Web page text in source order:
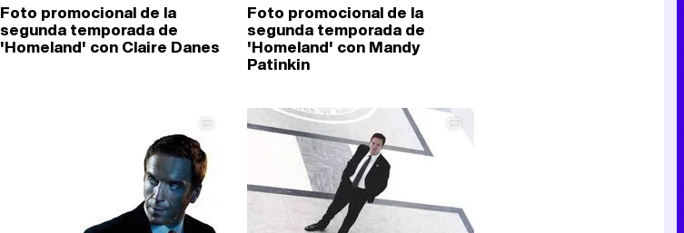
Foto promocional de la
segunda temporada de
'Homeland' con Claire Danes
Foto promocional de la
segunda temporada de
'Homeland' con Mandy
Patinkin